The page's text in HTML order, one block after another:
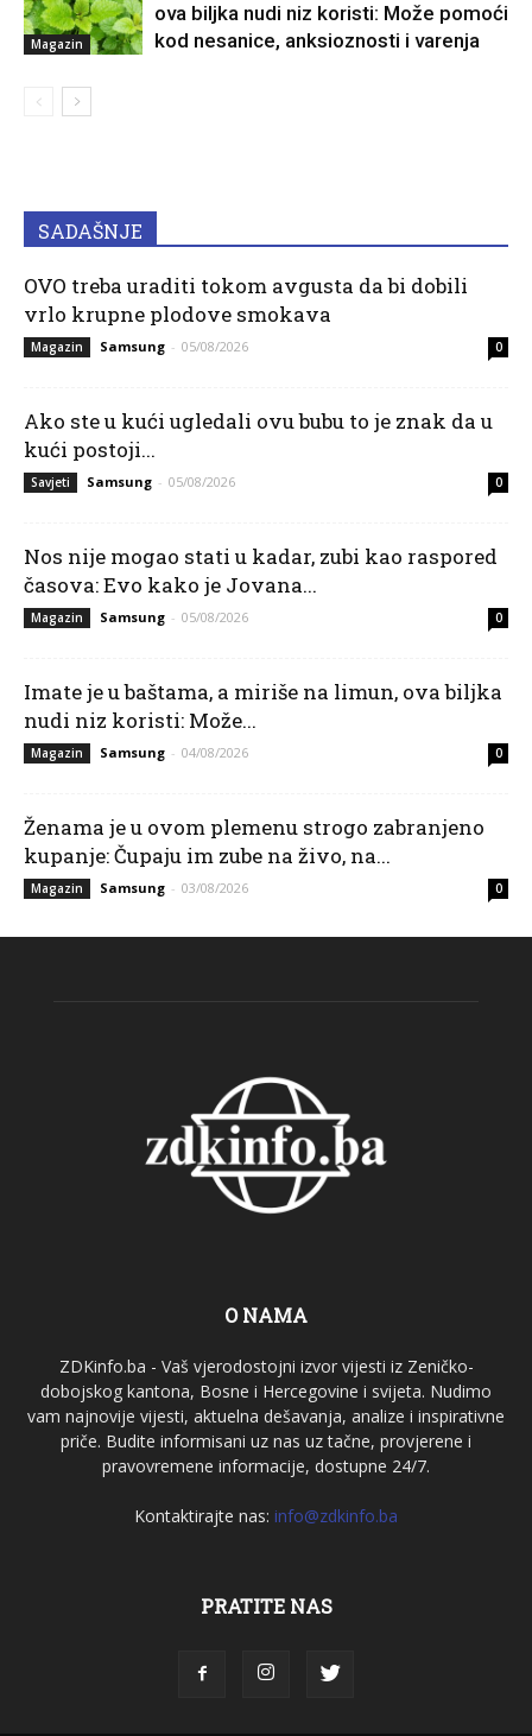
Magazin
ova biljka nudi niz koristi: Može pomoći
kod nesanice, anksioznosti i varenja
SADAŠNJE
OVO treba uraditi tokom avgusta da bi dobili
vrlo krupne plodove smokava
Magazin Samsung - 05/08/2026 0
Ako ste u kući ugledali ovu bubu to je znak da u
kući postoji...
Savjeti Samsung - 05/08/2026 0
Nos nije mogao stati u kadar, zubi kao raspored
časova: Evo kako je Jovana...
Magazin Samsung - 05/08/2026 0
Imate je u baštama, a miriše na limun, ova biljka
nudi niz koristi: Može...
Magazin Samsung - 04/08/2026 0
Ženama je u ovom plemenu strogo zabranjeno
kupanje: Čupaju im zube na živo, na...
Magazin Samsung - 03/08/2026 0
O NAMA
ZDKinfo.ba - Vaš vjerodostojni izvor vijesti iz Zeničko-
dobojskog kantona, Bosne i Hercegovine i svijeta. Nudimo
vam najnovije vijesti, aktuelna dešavanja, analize i inspirativne
priče. Budite informisani uz nas uz tačne, provjerene i
pravovremene informacije, dostupne 24/7.
Kontaktirajte nas: info@zdkinfo.ba
PRATITE NAS